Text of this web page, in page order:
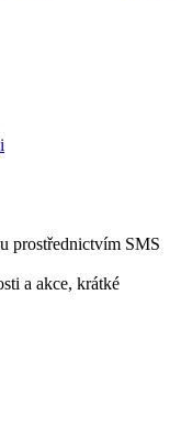
prostřednictvím SMS
a akce, krátké